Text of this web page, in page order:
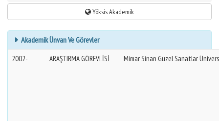
Yöksis Akademik
Akademik Ünvan Ve Görevler
2002- ARAŞTIRMA GÖREVLİSİ Mimar Sinan Güzel Sanatlar